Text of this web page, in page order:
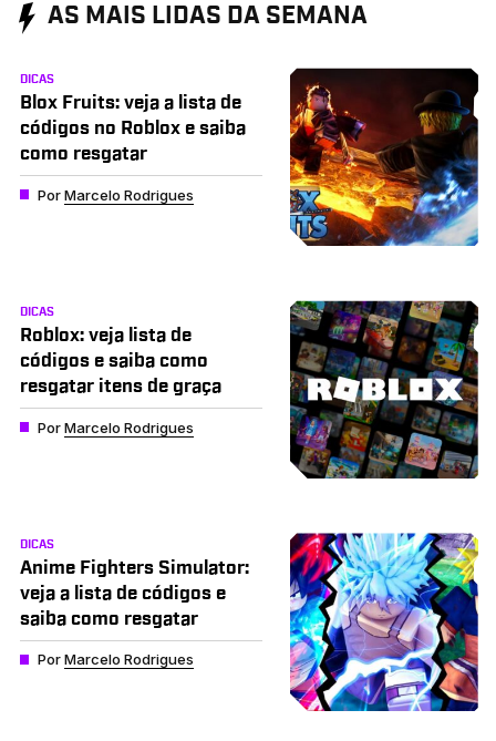
AS MAIS LIDAS DA SEMANA
DICAS
Blox Fruits: veja a lista de
códigos no Roblox e saiba
como resgatar
PorMarcelo Rodrigues
DICAS
Roblox: veja lista de
códigos e saiba como
resgatar itens de graça
PorMarcelo Rodrigues
DICAS
Anime Fighters Simulator:
veja a lista de códigos e
saiba como resgatar
PorMarcelo Rodrigues